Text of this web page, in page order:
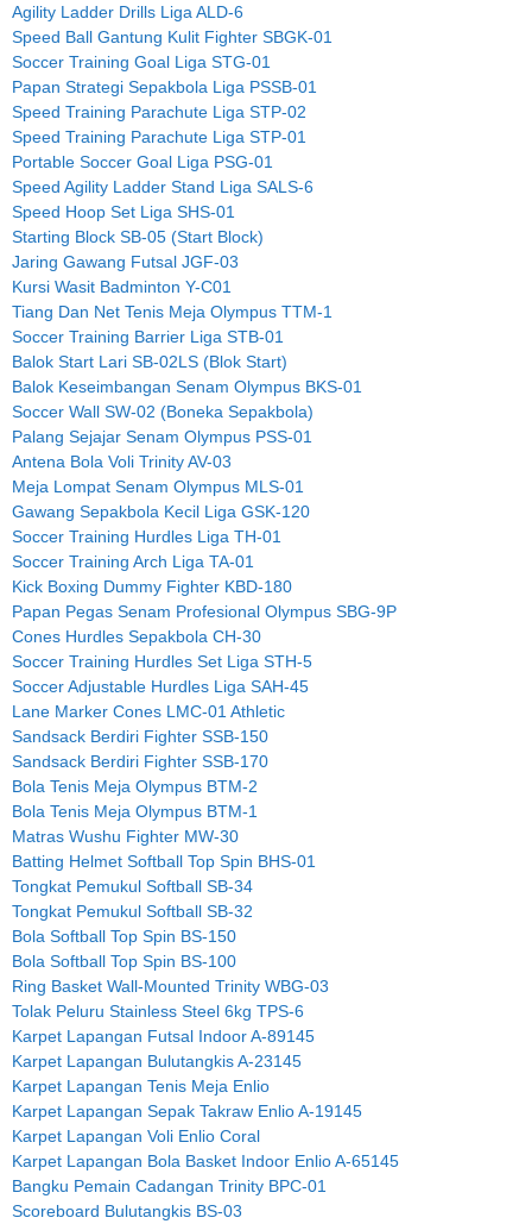
Agility Ladder Drills Liga ALD-6
Speed Ball Gantung Kulit Fighter SBGK-01
Soccer Training Goal Liga STG-01
Papan Strategi Sepakbola Liga PSSB-01
Speed Training Parachute Liga STP-02
Speed Training Parachute Liga STP-01
Portable Soccer Goal Liga PSG-01
Speed Agility Ladder Stand Liga SALS-6
Speed Hoop Set Liga SHS-01
Starting Block SB-05 (Start Block)
Jaring Gawang Futsal JGF-03
Kursi Wasit Badminton Y-C01
Tiang Dan Net Tenis Meja Olympus TTM-1
Soccer Training Barrier Liga STB-01
Balok Start Lari SB-02LS (Blok Start)
Balok Keseimbangan Senam Olympus BKS-01
Soccer Wall SW-02 (Boneka Sepakbola)
Palang Sejajar Senam Olympus PSS-01
Antena Bola Voli Trinity AV-03
Meja Lompat Senam Olympus MLS-01
Gawang Sepakbola Kecil Liga GSK-120
Soccer Training Hurdles Liga TH-01
Soccer Training Arch Liga TA-01
Kick Boxing Dummy Fighter KBD-180
Papan Pegas Senam Profesional Olympus SBG-9P
Cones Hurdles Sepakbola CH-30
Soccer Training Hurdles Set Liga STH-5
Soccer Adjustable Hurdles Liga SAH-45
Lane Marker Cones LMC-01 Athletic
Sandsack Berdiri Fighter SSB-150
Sandsack Berdiri Fighter SSB-170
Bola Tenis Meja Olympus BTM-2
Bola Tenis Meja Olympus BTM-1
Matras Wushu Fighter MW-30
Batting Helmet Softball Top Spin BHS-01
Tongkat Pemukul Softball SB-34
Tongkat Pemukul Softball SB-32
Bola Softball Top Spin BS-150
Bola Softball Top Spin BS-100
Ring Basket Wall-Mounted Trinity WBG-03
Tolak Peluru Stainless Steel 6kg TPS-6
Karpet Lapangan Futsal Indoor A-89145
Karpet Lapangan Bulutangkis A-23145
Karpet Lapangan Tenis Meja Enlio
Karpet Lapangan Sepak Takraw Enlio A-19145
Karpet Lapangan Voli Enlio Coral
Karpet Lapangan Bola Basket Indoor Enlio A-65145
Bangku Pemain Cadangan Trinity BPC-01
Scoreboard Bulutangkis BS-03